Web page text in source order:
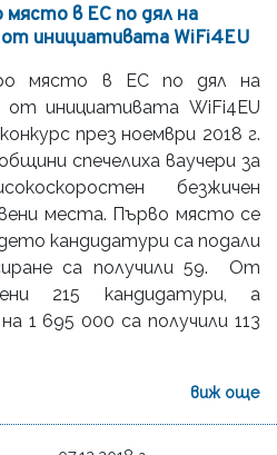
в ЕС по дял на
инициативата WiFi4EU
място в ЕС по дял на
инициативата WiFi4EU
през ноември 2018 г.
спечелиха ваучери за
безжичен
места. Първо място се
кандидатури са подали
са получили 59. От
215 кандидатури, а
1 695 000 са получили 113
виж още